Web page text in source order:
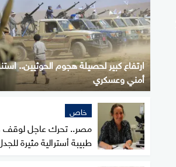
ارتفاع كبير لحصيلة هجوم الحوثيين..
أمني وعسكري
خاص
مصر.. تحرك عاجل لوقف
طبيبة أسترالية مثيرة